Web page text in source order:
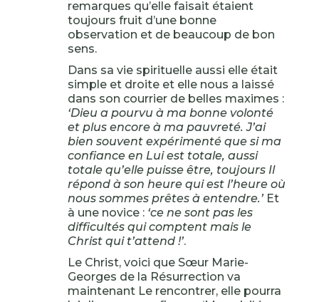
remarques qu’elle faisait étaient
toujours fruit d’une bonne
observation et de beaucoup de bon
sens.
Dans sa vie spirituelle aussi elle était
simple et droite et elle nous a laissé
dans son courrier de belles maximes :
‘Dieu a pourvu à ma bonne volonté
et plus encore à ma pauvreté. J’ai
bien souvent expérimenté que si ma
confiance en Lui est totale, aussi
totale qu’elle puisse être, toujours Il
répond à son heure qui est l’heure où
nous sommes prêtes à entendre.’Et
à une novice : ‘ce ne sont pas les
difficultés qui comptent mais le
Christ qui t’attend !’.
Le Christ, voici que Sœur Marie-
Georges de la Résurrection va
maintenant Le rencontrer, elle pourra